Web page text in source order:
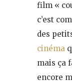
film «
c’est
des
cinéma
mais ça
encore